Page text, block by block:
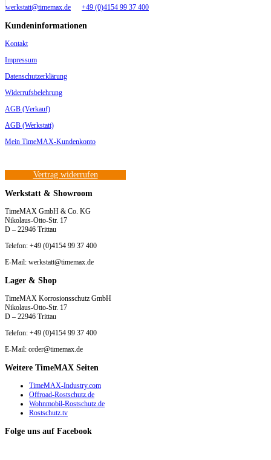
werkstatt@timemax.de +49 (0)4154 99 37 400
Kundeninformationen
Kontakt
Impressum
Datenschutzerklärung
Widerrufsbelehrung
AGB (Verkauf)
AGB (Werkstatt)
Mein TimeMAX-Kundenkonto
Vertrag widerrufen
Werkstatt & Showroom
TimeMAX GmbH & Co. KG
Nikolaus-Otto-Str. 17
D – 22946 Trittau
Telefon: +49 (0)4154 99 37 400
E-Mail: werkstatt@timemax.de
Lager & Shop
TimeMAX Korrosionsschutz GmbH
Nikolaus-Otto-Str. 17
D – 22946 Trittau
Telefon: +49 (0)4154 99 37 400
E-Mail: order@timemax.de
Weitere TimeMAX Seiten
TimeMAX-Industry.com
Offroad-Rostschutz.de
Wohnmobil-Rostschutz.de
Rostschutz.tv
Folge uns auf Facebook